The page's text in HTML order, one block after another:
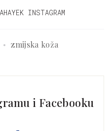
INSTAGRAM
zmijska koža
i Facebooku